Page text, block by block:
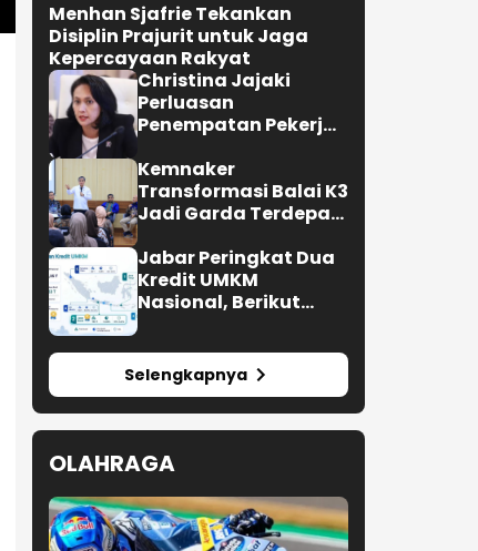
Menhan Sjafrie Tekankan
Disiplin Prajurit untuk Jaga
Kepercayaan Rakyat
Christina Jajaki
Perluasan
Penempatan Pekerja
Ceko
Kemnaker
Transformasi Balai K3
Jadi Garda Terdepan
Kecelakaan Kerja
Jabar Peringkat Dua
Kredit UMKM
Nasional, Berikut
Selengkapnya
OLAHRAGA